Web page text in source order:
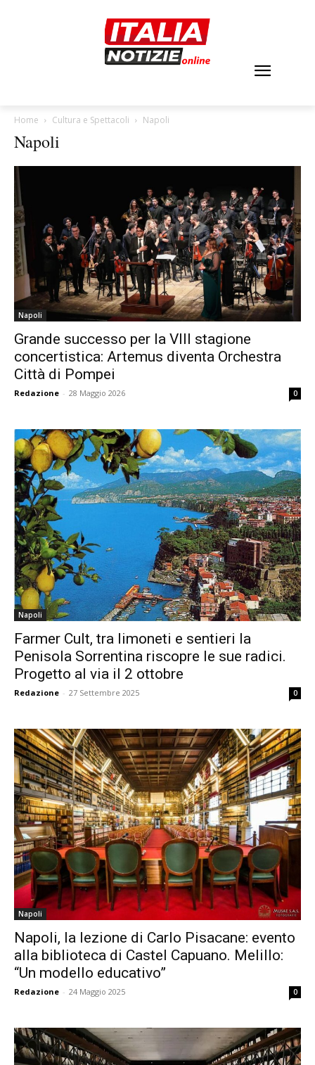
Home Cultura e Spettacoli Napoli
Napoli
Napoli
Grande successo per la VIII stagione
concertistica: Artemus diventa Orchestra
Città di Pompei
Redazione - 28 Maggio 2026 0
Napoli
Farmer Cult, tra limoneti e sentieri la
Penisola Sorrentina riscopre le sue radici.
Progetto al via il 2 ottobre
Redazione - 27 Settembre 2025 0
Napoli
Napoli, la lezione di Carlo Pisacane: evento
alla biblioteca di Castel Capuano. Melillo:
“Un modello educativo”
Redazione - 24 Maggio 2025 0